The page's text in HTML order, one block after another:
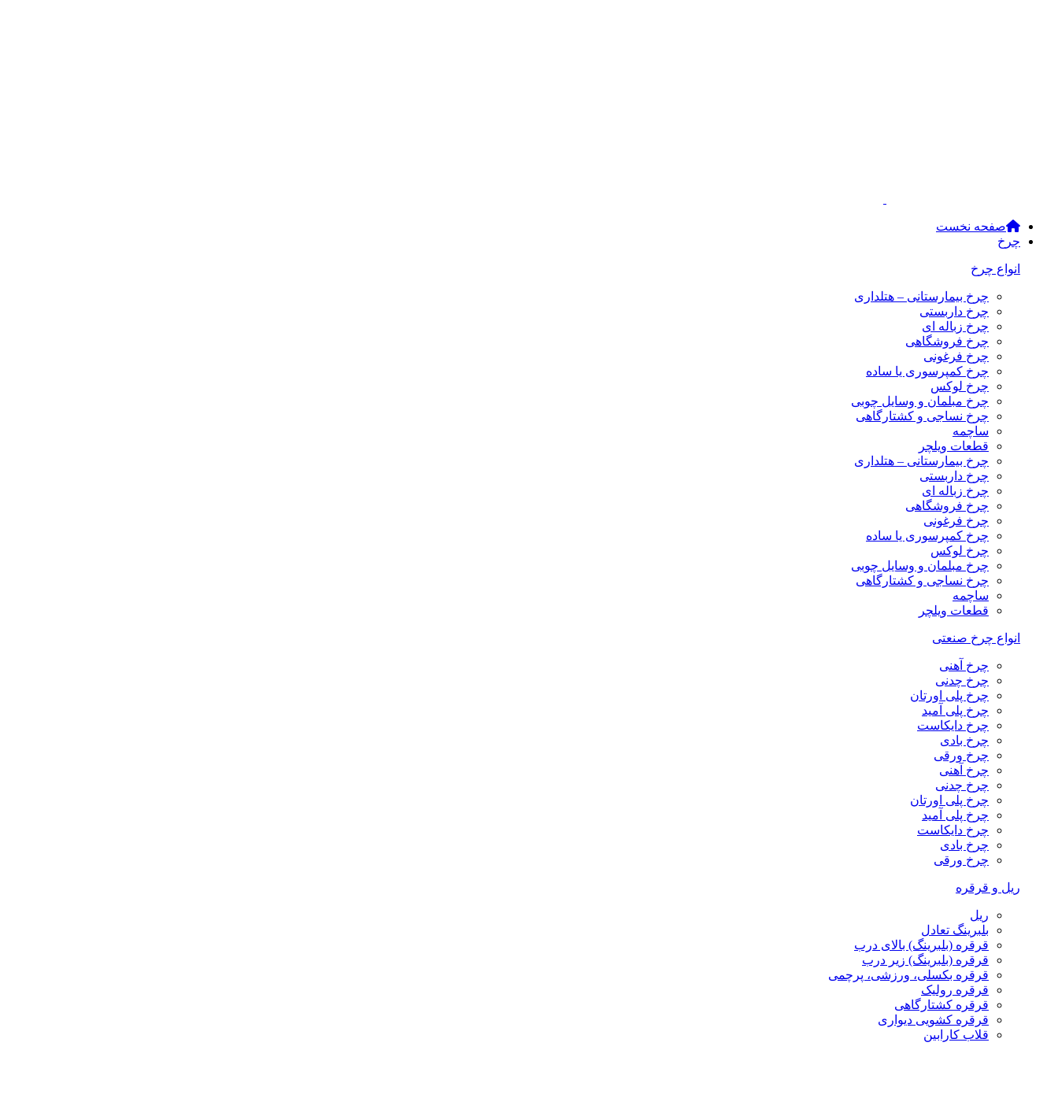
صفحه نخست
چرخ
انواع چرخ
چرخ بیمارستانی – هتلداری
چرخ داربستی
چرخ زباله ای
چرخ فروشگاهی
چرخ فرغونی
چرخ کمپرسوری یا ساده
چرخ لوکس
چرخ مبلمان و وسایل چوبی
چرخ نساجی و کشتارگاهی
ساچمه
قطعات ویلچر
چرخ بیمارستانی – هتلداری
چرخ داربستی
چرخ زباله ای
چرخ فروشگاهی
چرخ فرغونی
چرخ کمپرسوری یا ساده
چرخ لوکس
چرخ مبلمان و وسایل چوبی
چرخ نساجی و کشتارگاهی
ساچمه
قطعات ویلچر
انواع چرخ صنعتی
چرخ آهنی
چرخ چدنی
چرخ پلی اورتان
چرخ پلی آمید
چرخ دایکاست
چرخ بادی
چرخ ورقی
چرخ آهنی
چرخ چدنی
چرخ پلی اورتان
چرخ پلی آمید
چرخ دایکاست
چرخ بادی
چرخ ورقی
ریل و قرقره
ریل
بلبرینگ تعادل
قرقره (بلبرینگ) بالای درب
قرقره (بلبرینگ) زیر درب
قرقره بکسلی، ورزشی، پرچمی
قرقره رولیک
قرقره کشتارگاهی
قرقره کشویی دیواری
قلاب کارابین